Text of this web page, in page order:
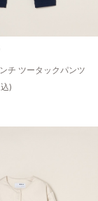
チ ツータックパンツ
)